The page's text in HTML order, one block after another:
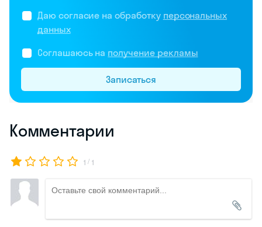
Даю согласие на обработку персональных
данных
Соглашаюсь на получение рекламы
Записаться
Комментарии
1 / 1